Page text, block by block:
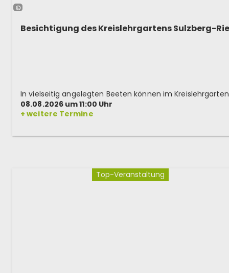
©
Besichtigung des Kreislehrgartens Sulzberg-
08.08.2026 um 11:00 Uhr
+ weitere Termine
Top-Veranstaltung